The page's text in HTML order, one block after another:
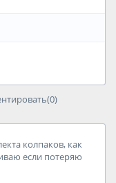
колпаков, как
если потеряю